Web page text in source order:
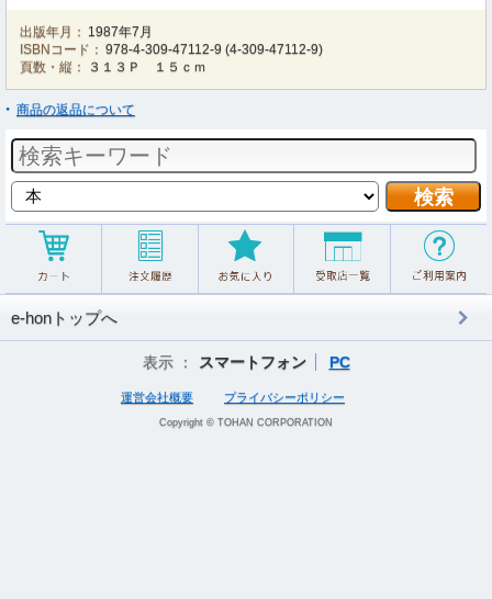
出版年月： 1987年7月
ISBNコード： 978-4-309-47112-9 (4-309-47112-9)
頁数・縦：
３１３Ｐ １５ｃｍ
商品の返品について
e-honトップへ
表示 ： スマートフォン PC
運営会社概要 プライバシーポリシー
Copyright © TOHAN CORPORATION